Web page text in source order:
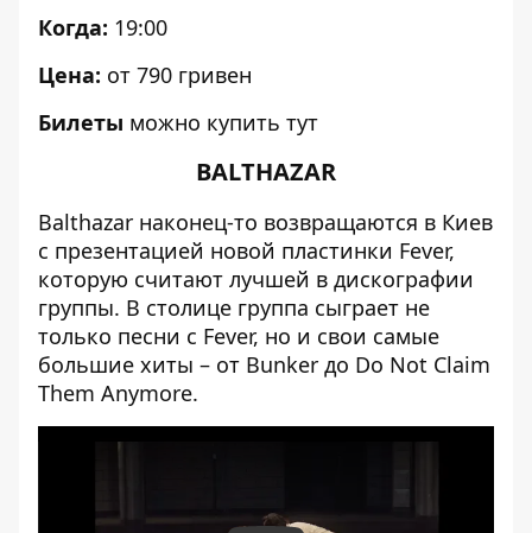
Когда: 19:00
Цена: от 790 гривен
Билеты можно купить тут
BALTHAZAR
Balthazar наконец-то возвращаются в Киев
с презентацией новой пластинки Fever,
которую считают лучшей в дискографии
группы. В столице группа сыграет не
только песни с Fever, но и свои самые
большие хиты – от Bunker до Do Not Claim
Them Anymore.